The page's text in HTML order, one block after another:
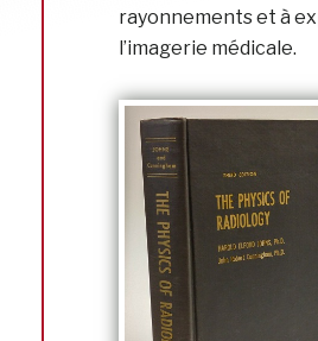
rayonnements et à
l’imagerie médicale.